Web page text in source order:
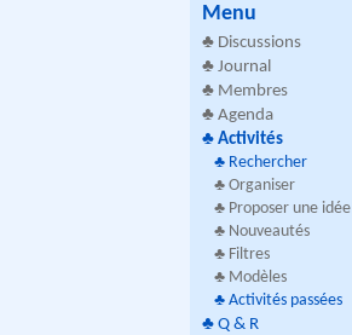
Menu
♣ Discussions
♣ Journal
♣ Membres
♣ Agenda
♣ Activités
♣ Rechercher
♣ Organiser
♣ Proposer une idée
♣ Nouveautés
♣ Filtres
♣ Modèles
♣ Activités passées
♣ Q & R